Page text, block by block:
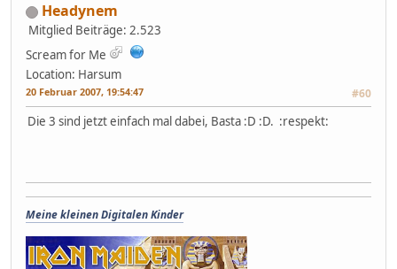
Headynem
Mitglied Beiträge: 2.523
Scream for Me
Location: Harsum
20 Februar 2007, 19:54:47 #60
Die 3 sind jetzt einfach mal dabei, Basta :D :D. :respekt:
Meine kleinen Digitalen Kinder